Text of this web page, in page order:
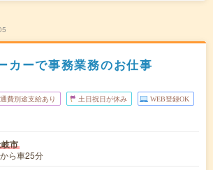
カーで事務業務のお仕事
費別途支給あり 土日祝日が休み WEB登録OK
市
ら車25分